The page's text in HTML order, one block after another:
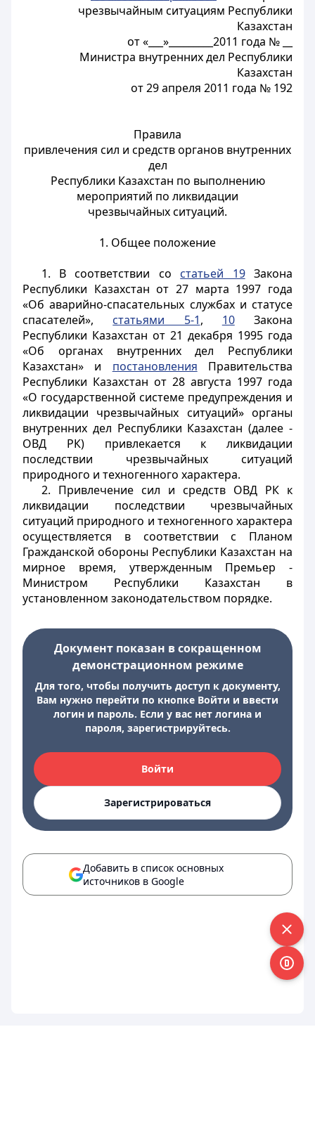
чрезвычайным ситуациям Республики
Казахстан
от «___»_________2011 года № __
Министра внутренних дел Республики
Казахстан
от 29 апреля 2011 года № 192
Правила
привлечения сил и средств органов внутренних
дел
Республики Казахстан по выполнению
мероприятий по ликвидации
чрезвычайных ситуаций.
1. Общее положение
1. В соответствии со статьей 19Закона
Республики Казахстан от 27 марта 1997 года
«Об аварийно-спасательных службах и статусе
спасателей», статьями 5-1, 10Закона
Республики Казахстан от 21 декабря 1995 года
«Об органах внутренних дел Республики
Казахстан» и постановления Правительства
Республики Казахстан от 28 августа 1997 года
«О государственной системе предупреждения и
ликвидации чрезвычайных ситуаций» органы
внутренних дел Республики Казахстан (далее -
ОВД РК) привлекается к ликвидации
последствии чрезвычайных ситуаций
природного и техногенного характера.
2. Привлечение сил и средств ОВД РК к
ликвидации последствии чрезвычайных
ситуаций природного и техногенного характера
осуществляется в соответствии с Планом
Гражданской обороны Республики Казахстан на
мирное время, утвержденным Премьер -
Министром Республики Казахстан в
установленном законодательством порядке.
Документ показан в сокращенном
демонстрационном режиме
Для того, чтобы получить доступ к документу,
Вам нужно перейти по кнопке Войти и ввести
логин и пароль. Если у вас нет логина и
пароля, зарегистрируйтесь.
Войти
Зарегистрироваться
Добавить в список основных
источников в Google